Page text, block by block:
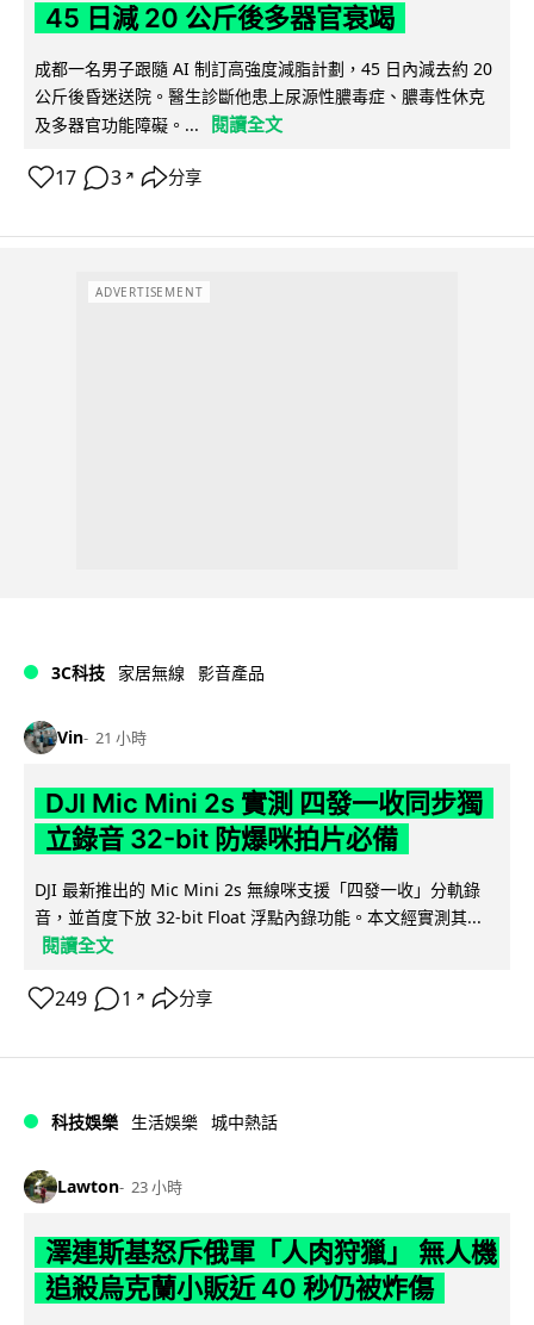
45 日減 20 公斤後多器官衰竭
成都一名男子跟隨 AI 制訂高強度減脂計劃，45 日內減去約 20
公斤後昏迷送院。醫生診斷他患上尿源性膿毒症、膿毒性休克
及多器官功能障礙。...
閱讀全文
17 3 ↗ 分享
ADVERTISEMENT
3C科技 家居無線 影音產品
Vin 21 小時
DJI Mic Mini 2s 實測 四發一收同步獨
立錄音 32-bit 防爆咪拍片必備
DJI 最新推出的 Mic Mini 2s 無線咪支援「四發一收」分軌錄
音，並首度下放 32-bit Float 浮點內錄功能。本文經實測其...
閱讀全文
249 1 ↗ 分享
科技娛樂 生活娛樂 城中熱話
Lawton 23 小時
澤連斯基怒斥俄軍「人肉狩獵」 無人機
追殺烏克蘭小販近 40 秒仍被炸傷